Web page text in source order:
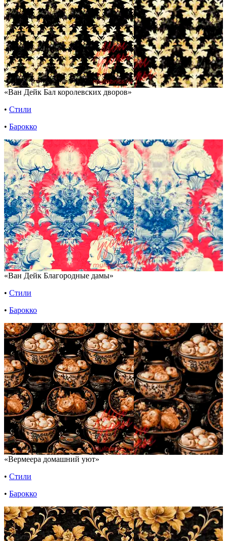
«Ван Дейк Бал королевских дворов»
• Стили
• Барокко
«Ван Дейк Благородные дамы»
• Стили
• Барокко
«Вермеера домашний уют»
• Стили
• Барокко